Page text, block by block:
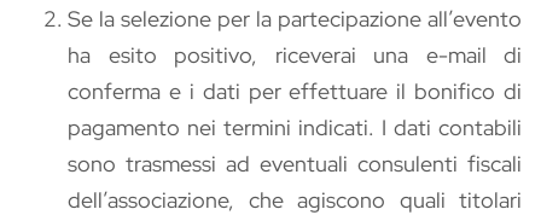
Se la selezione per la partecipazione all’evento
ha esito positivo, riceverai una e-mail di
conferma e i dati per effettuare il bonifico di
pagamento nei termini indicati. I dati contabili
sono trasmessi ad eventuali consulenti fiscali
dell’associazione, che agiscono quali titolari